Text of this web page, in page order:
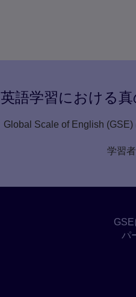
英語学習における
Global Scale of English
学習
パ